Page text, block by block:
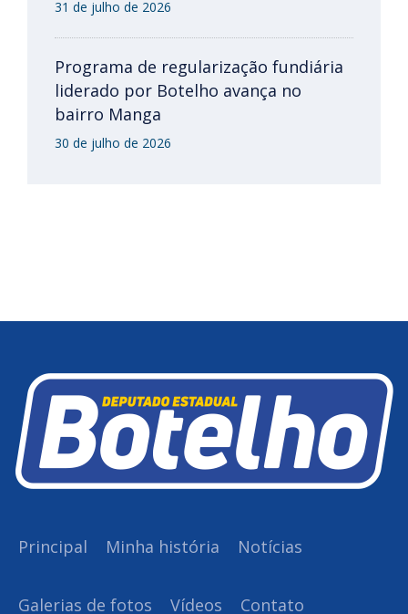
31 de julho de 2026
Programa de regularização fundiária
liderado por Botelho avança no
bairro Manga
30 de julho de 2026
Principal Minha história Notícias
Galerias de fotos Vídeos Contato